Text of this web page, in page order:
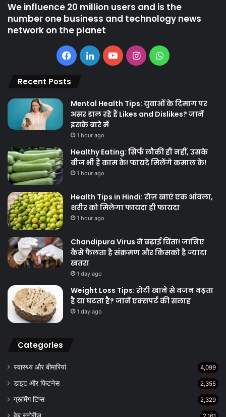
We influence 20 million users and is the
number one business and technology news
network on the planet
Facebook
LinkedInYouTubeInstagramWhatsApp
Recent Posts
Mental Health Tips: युवाओं के दिमाग पर
असर डाल रहे हैं Likes and Dislikes? जानें
इसके बारे में
1 hour ago
Healthy Eating: सिर्फ लौकी ही नहीं, उसके
बीज भी हैं काम के! फायदे मिलेंगे कमाल के!
1 hour ago
Health Tips in Hindi: रोज़ खाएं एक आंवला,
शरीर को मिलेगा फायदा ही फायदा
1 hour ago
Chandipura Virus ने बढ़ाई चिंता! जानिए
कैसे फैलता है संक्रमण और किसको है ज्यादा
खतरा
1 day ago
Weight Loss Tips: रोटी खाने से वजन बढ़ता
है या घटता है? जानें एक्सपर्ट की सलाह
1 day ago
Categories
स्वास्थ्य और बीमारियां 4,099
डाइट और फिटनेस 2,355
ग्रूमिंग टिप्स 2,329
वेब स्टोरीज